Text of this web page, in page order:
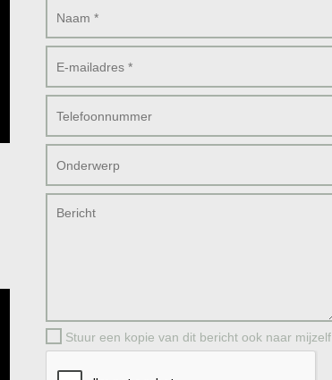
Stuur een kopie van dit bericht ook naar mijzelf.